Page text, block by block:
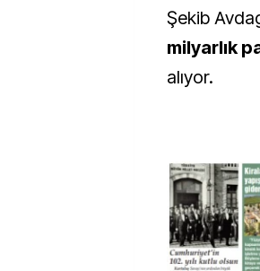
Şekib
milyarlık
alıyor.